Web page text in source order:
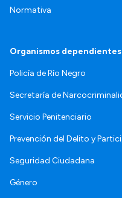
Normativa
Organismos dependientes
Policía de Río Negro
Secretaría de
Servicio Penitenciario
Prevención del Delito y
Seguridad Ciudadana
Género